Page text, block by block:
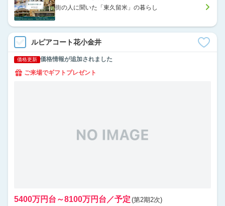
街の人に聞いた「東久留米」の暮らし
ルピアコート花小金井
価格更新 価格情報が追加されました
ご来場でギフトプレゼント
5400万円台～8100万円台／予定 (第2期2次)